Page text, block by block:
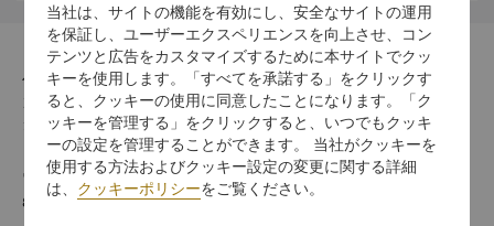
住所
100-8283 東京都 千代田区 丸の内1-8-3 丸の内トラスト
タワー本館
電話番号
81 3 6739 7888
当社は、サイトの機能を有効にし、安全なサイトの運用
を保証し、ユーザーエクスペリエンスを向上させ、コン
テンツと広告をカスタマイズするために本サイトでクッ
キーを使用します。「すべてを承諾する」をクリックす
ると、クッキーの使用に同意したことになります。「ク
ッキーを管理する」をクリックすると、いつでもクッキ
ーの設定を管理することができます。 当社がクッキーを
使用する方法およびクッキー設定の変更に関する詳細
は、 クッキーポリシーをご覧ください。